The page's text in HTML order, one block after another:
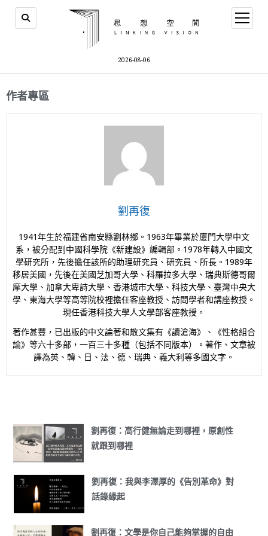
2026-08-06
作者專區
劉再復
1941年生於福建省南安縣劉林鄉。1963年畢業於廈門大學中文
系，被分配到中國科學院《新建設》編輯部。1978年轉入中國文
學研究所，先後擔任該所的助理研究員、研究員、所長。1989年
移居美國，先後在美國芝加哥大學、科羅拉多大學、瑞典斯德哥爾
摩大學、加拿大卑詩大學、香港城市大學、科技大學、臺灣中央大
學、東海大學等高等院校裡擔任客座教授、訪問學者和講座教授。
現任香港科技大學人文學部客座教授。
著作甚豐，已出版的中文論著和散文集有《讀滄海》、《性格組合
論》等六十多部，一百三十多種（包括不同版本）。著作、文章被
譯為英、韓、日、法、德、瑞典、義大利等多國文字。
劉再復：高行健無論走到哪裡，原創性
就跟到哪裡
劉再復：我與李澤厚的《告別革命》對
話錄緣起
劉再復：文學是你自己能夠掌握的自由